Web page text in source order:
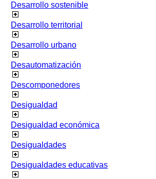
Desarrollo sostenible
Desarrollo territorial
Desarrollo urbano
Desautomatización
Descomponedores
Desigualdad
Desigualdad económica
Desigualdades
Desigualdades educativas